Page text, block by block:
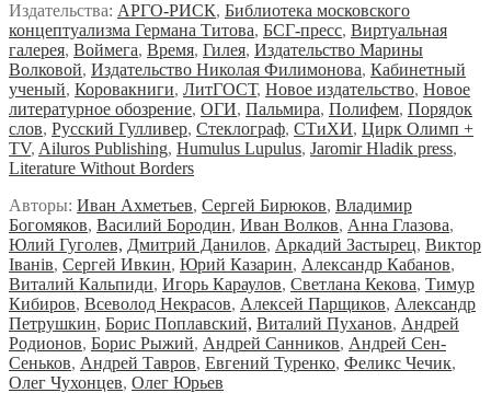
Издательства: АРГО-РИСК, Библиотека московского
концептуализма Германа Титова, БСГ-пресс, Виртуальная
галерея, Воймега, Время, Гилея, Издательство Марины
Волковой, Издательство Николая Филимонова, Кабинетный
ученый, Коровакниги, ЛитГОСТ, Новое издательство, Новое
литературное обозрение, ОГИ, Пальмира, Полифем, Порядок
слов, Русский Гулливер, Стеклограф, СТиХИ, Цирк Олимп +
TV, Ailuros Publishing, Humulus Lupulus, Jaromir Hladik press,
Literature Without Borders
Авторы: Иван Ахметьев, Сергей Бирюков, Владимир
Богомяков, Василий Бородин, Иван Волков, Анна Глазова,
Юлий Гуголев, Дмитрий Данилов, Аркадий Застырец, Виктор
Iванiв, Сергей Ивкин, Юрий Казарин, Александр Кабанов,
Виталий Кальпиди, Игорь Караулов, Светлана Кекова, Тимур
Кибиров, Всеволод Некрасов, Алексей Парщиков, Александр
Петрушкин, Борис Поплавский, Виталий Пуханов, Андрей
Родионов, Борис Рыжий, Андрей Санников, Андрей Сен-
Сеньков, Андрей Тавров, Евгений Туренко, Феликс Чечик,
Олег Чухонцев, Олег Юрьев